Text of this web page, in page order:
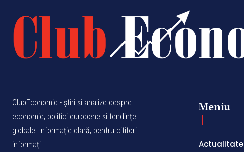
ClubEconomic - știri și analize despre
economie, politici europene și tendințe
globale. Informație clară, pentru cititori
informați.
Meniu
Actualitate